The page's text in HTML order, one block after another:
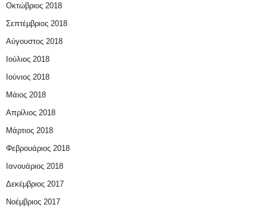
Οκτώβριος 2018
Σεπτέμβριος 2018
Αύγουστος 2018
Ιούλιος 2018
Ιούνιος 2018
Μάιος 2018
Απρίλιος 2018
Μάρτιος 2018
Φεβρουάριος 2018
Ιανουάριος 2018
Δεκέμβριος 2017
Νοέμβριος 2017